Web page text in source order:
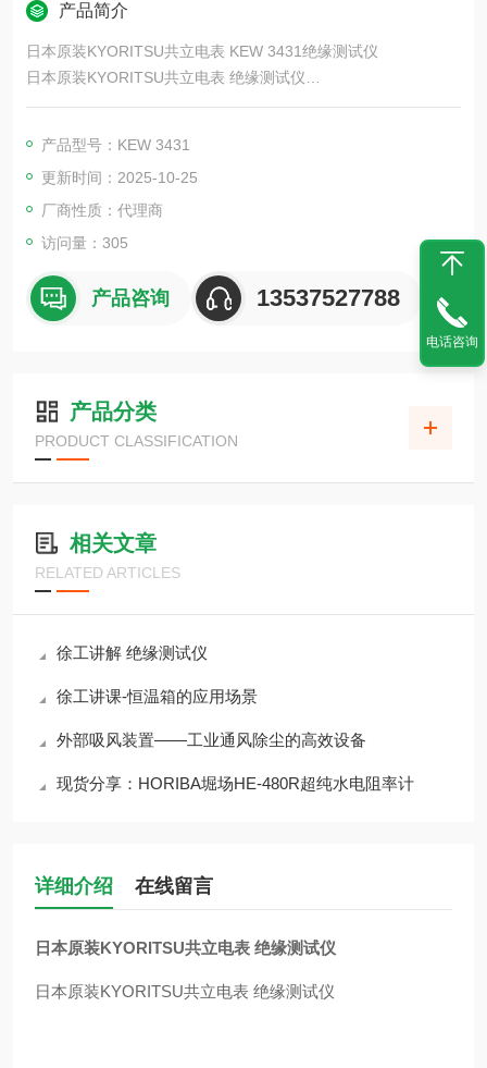
产品简介
日本原装KYORITSU共立电表 KEW 3431绝缘测试仪
日本原装KYORITSU共立电表 绝缘测试仪
工作原理
流电压，然后测量在该电压下流过被测物体的泄漏电流，根据欧
姆定律计算出被测物体的绝缘电阻。
产品型号：KEW 3431
更新时间：2025-10-25
厂商性质：代理商
访问量：305
产品咨询 13537527788
产品分类
PRODUCT CLASSIFICATION
相关文章
RELATED ARTICLES
徐工讲解 绝缘测试仪
徐工讲课-恒温箱的应用场景
外部吸风装置——工业通风除尘的高效设备
现货分享：HORIBA堀场HE-480R超纯水电阻率计
详细介绍 在线留言
日本原装KYORITSU共立电表 绝缘测试仪
日本原装KYORITSU共立电表 绝缘测试仪
电话咨询